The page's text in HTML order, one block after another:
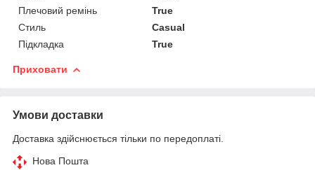
Плечовий ремінь
True
Стиль
Casual
Підкладка
True
Приховати
Умови доставки
Доставка здійснюється тільки по передоплаті.
Нова Пошта